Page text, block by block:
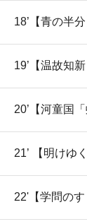
18’【青の半分
19’【温故知
20’【河童国
21’ 【明けゆ
22'【学問の